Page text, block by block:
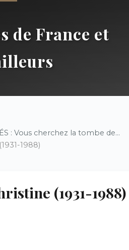
de France et
: Vous cherchez la tombe de...
1988)
(1931-1988)